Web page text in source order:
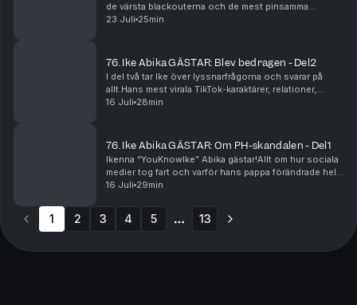
de värsta blackouterna och de mest pinsamma
sakerna som hänt efter några drinkar för mycket.Vi
23 Juli 25min
76. Ike Abika GÄSTAR: Blev bedragen - Del2
I del två tar Ike över lyssnarfrågorna och svarar på
allt.Hans mest virala TikTok-karaktärer, relationer,
otrohet, kärlek, äktenskap och framtidsdrömmar.
16 Juli 28min
76. Ike Abika GÄSTAR: Om PH-skandalen - Del1
Ikenna “YouKnowIke” Abika gästar!Allt om hur sociala
medier tog fart och varför hans pappa förändrade hela
hans liv genom att skicka honom till USA... Mot Ikes
16 Juli 29min
1 2 3 4 5 13